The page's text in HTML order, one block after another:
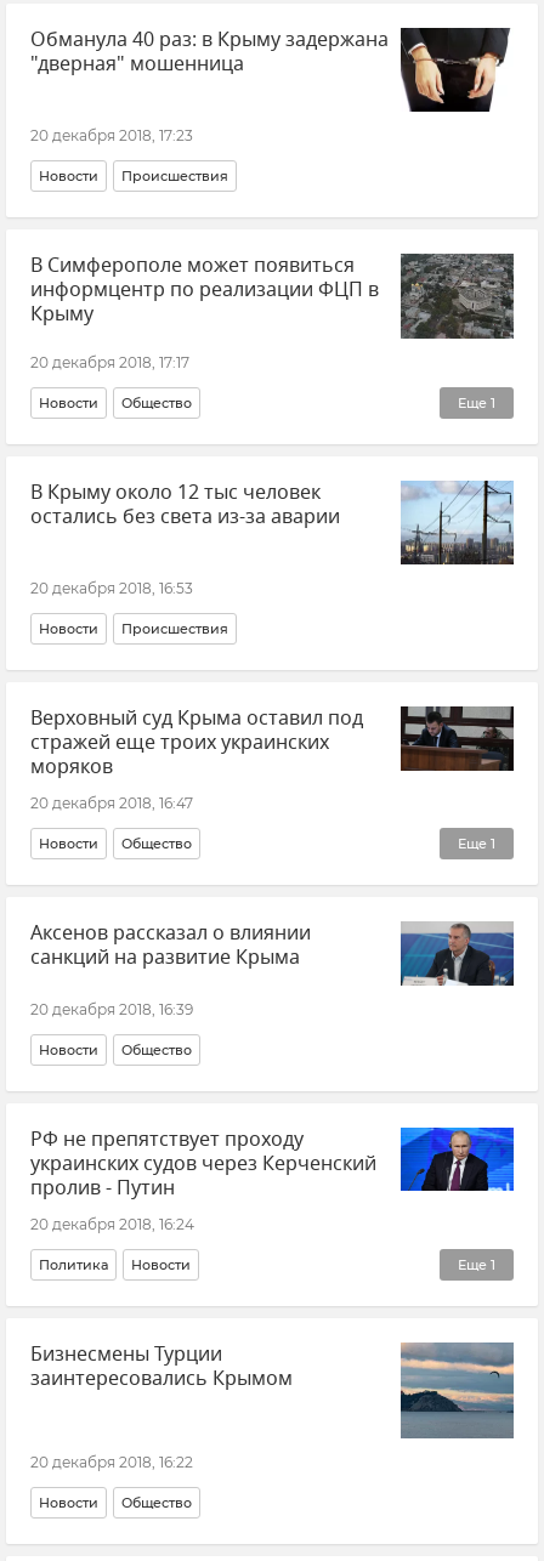
Обманула 40 раз: в Крыму задержана
"дверная" мошенница
20 декабря 2018, 17:23
Новости Происшествия
В Симферополе может появиться
информцентр по реализации ФЦП в
Крыму
20 декабря 2018, 17:17
Еще 1
Новости Общество
Реализация ФЦП в Крыму и Севастополе
В Крыму около 12 тыс человек
остались без света из-за аварии
20 декабря 2018, 16:53
Новости Происшествия
Верховный суд Крыма оставил под
стражей еще троих украинских
моряков
20 декабря 2018, 16:47
Еще 1
Новости Общество
Нарушение российской границы в Черном море кораблями ВМС Украины
Аксенов рассказал о влиянии
санкций на развитие Крыма
20 декабря 2018, 16:39
Новости Общество
РФ не препятствует проходу
украинских судов через Керченский
пролив - Путин
20 декабря 2018, 16:24
Еще 1
Политика Новости
Четырнадцатая пресс-конференция президента России Владимира Путина
Бизнесмены Турции
заинтересовались Крымом
20 декабря 2018, 16:22
Новости Общество